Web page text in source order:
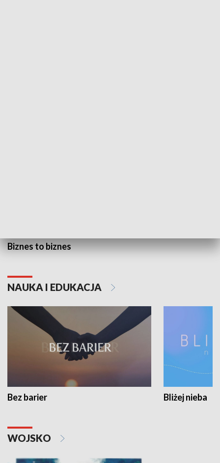
Biznes to biznes
NAUKA I EDUKACJA
Bez barier Bliżej nieba
WOJSKO